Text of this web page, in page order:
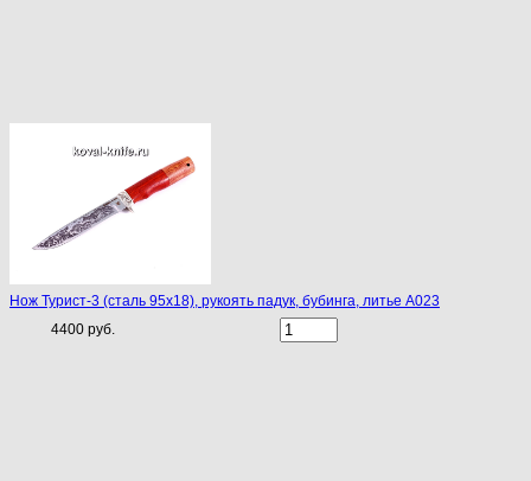
Нож Турист-3 (сталь 95х18), рукоять падук, бубинга, литье A023
4400 руб.